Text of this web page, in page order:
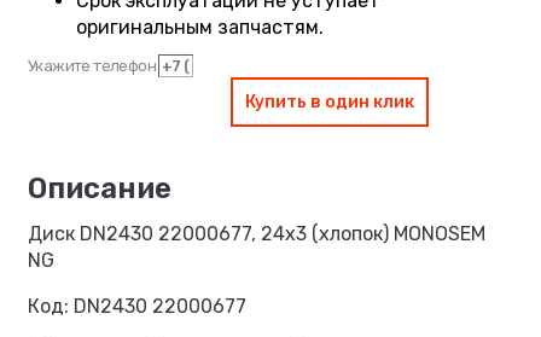
оригинальным запчастям.
Укажите телефон
Купить в один клик
Диск DN2430 22000677, 24х3 (хлопок) MONOSEM
NG
Код: DN2430 22000677